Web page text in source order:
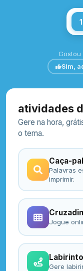
1
Sim,
atividades
Gere na hora,
o tema.
Caça-
Palavras
imprimir.
Jogue
Gere